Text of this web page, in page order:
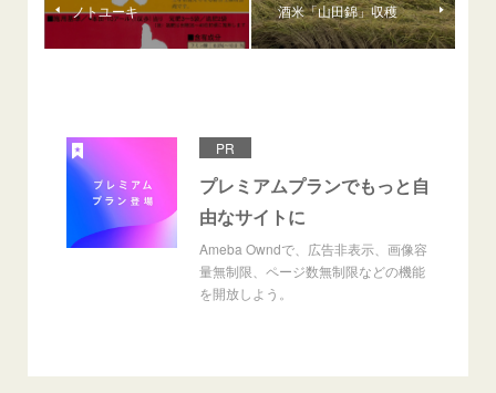
ノトユーキ 酒米「山田錦」収穫
PR
プレミアムプランでもっと自
由なサイトに
Ameba Owndで、広告非表示、画像容
量無制限、ページ数無制限などの機能
を開放しよう。